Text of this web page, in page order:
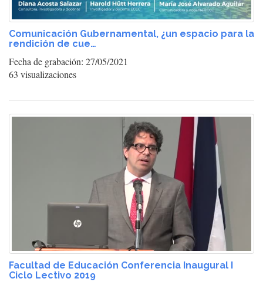
Comunicación Gubernamental, ¿un espacio para la
rendición de cue…
Fecha de grabación: 27/05/2021
63 visualizaciones
Facultad de Educación Conferencia Inaugural I
Ciclo Lectivo 2019